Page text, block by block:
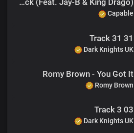
Take it back (Feat. Jay-B & King Drago)
Capable
31 Track 31
Dark Knights UK
Romy Brown - You Got It
Romy Brown
03 Track 3
Dark Knights UK